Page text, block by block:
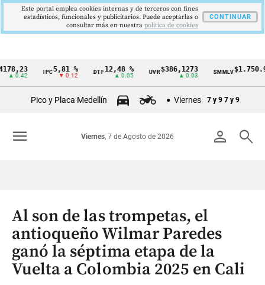
Cintillo
Colombia
IPC 5,81 %
▼ 0.12
DTF 12,48 %
▲ 0.05
UVR $386,1273
▲ 0.03
SMMLV $1.750.905
Pico y Placa Medellín Viernes 7 y 9 7 y 9
person search
Viernes, 7 de Agosto de 2026
menu
Al son de las trompetas, el
antioqueño Wilmar Paredes
ganó la séptima etapa de la
Vuelta a Colombia 2025 en Cali
Este portal emplea cookies internas y de terceros con fines
estadísticos, funcionales y publicitarios. Puede aceptarlas o
consultar más en nuestra politica de cookies
CONTINUAR